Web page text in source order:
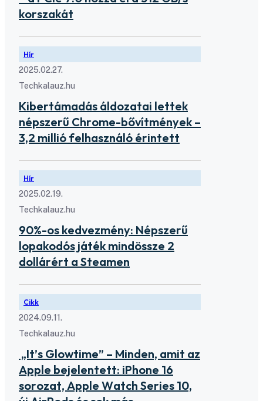
korszakát
Hír
2025.02.27.
Techkalauz.hu
Kibertámadás áldozatai lettek
népszerű Chrome-bővítmények –
3,2 millió felhasználó érintett
Hír
2025.02.19.
Techkalauz.hu
90%-os kedvezmény: Népszerű
lopakodós játék mindössze 2
dollárért a Steamen
Cikk
2024.09.11.
Techkalauz.hu
„It’s Glowtime” – Minden, amit az
Apple bejelentett: iPhone 16
sorozat, Apple Watch Series 10,